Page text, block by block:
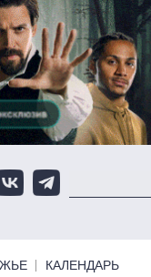
КАЛЕНДАРЬ